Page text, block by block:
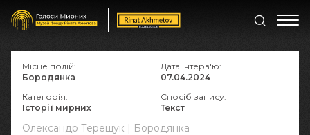
Олександр Терещук | Бородянка
Місце подій:
Бородянка
Дата інтерв'ю:
07.04.2024
Категорія:
Історії мирних
Спосіб запису:
Текст